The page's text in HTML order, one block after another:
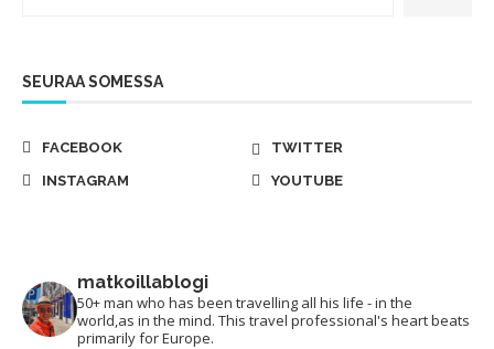
SEURAA SOMESSA
FACEBOOK
TWITTER
INSTAGRAM
YOUTUBE
matkoillablogi
50+ man who has been travelling all his life - in the
world,as in the mind. This travel professional's heart beats
primarily for Europe.